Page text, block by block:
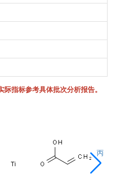
指标参考具体批次分析报告。
丙